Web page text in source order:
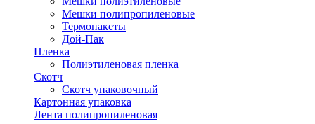
Мешки полипропиленовые
Термопакеты
Дой-Пак
Пленка
Полиэтиленовая пленка
Скотч
Скотч упаковочный
Картонная упаковка
Лента полипропиленовая